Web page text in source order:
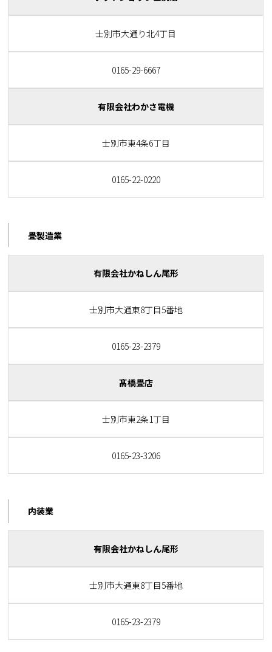
士別市大通り北4丁目
0165-29-6667
有限会社わかさ電機
士別市東4条6丁目
0165-22-0220
畳製造業
有限会社かねしん尾形
士別市大通東8丁目5番地
0165-23-2379
髙橋畳店
士別市東2条1丁目
0165-23-3206
内装業
有限会社かねしん尾形
士別市大通東8丁目5番地
0165-23-2379